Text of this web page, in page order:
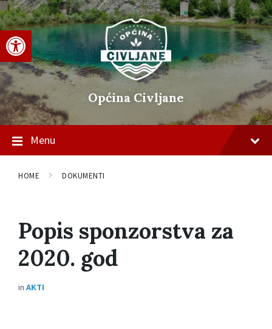
Open toolbar
Skip
to
content
Skip
to
main
navigation
Skip
to
footer
Općina Civljane
Menu
HOME DOKUMENTI
Popis sponzorstva za
2020. god
in AKTI